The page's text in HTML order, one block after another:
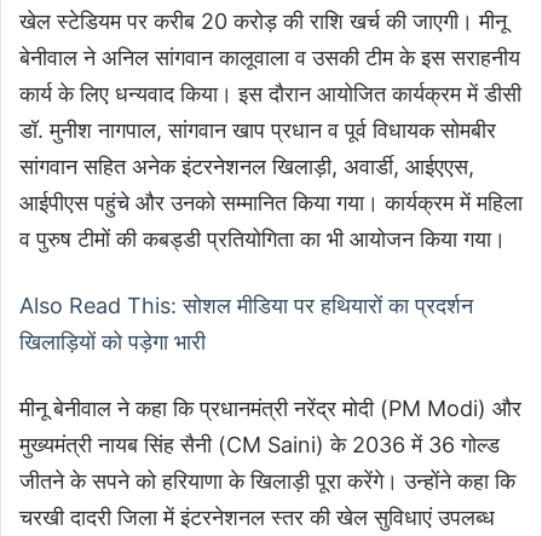
खेल स्टेडियम पर करीब 20 करोड़ की राशि खर्च की जाएगी। मीनू
बेनीवाल ने अनिल सांगवान कालूवाला व उसकी टीम के इस सराहनीय
कार्य के लिए धन्यवाद किया। इस दौरान आयोजित कार्यक्रम में डीसी
डॉ. मुनीश नागपाल, सांगवान खाप प्रधान व पूर्व विधायक सोमबीर
सांगवान सहित अनेक इंटरनेशनल खिलाड़ी, अवार्डी, आईएएस,
आईपीएस पहुंचे और उनको सम्मानित किया गया। कार्यक्रम में महिला
व पुरुष टीमों की कबड्डी प्रतियोगिता का भी आयोजन किया गया।
Also Read This: सोशल मीडिया पर हथियारों का प्रदर्शन
खिलाड़ियों को पड़ेगा भारी
मीनू बेनीवाल ने कहा कि प्रधानमंत्री नरेंद्र मोदी (PM Modi) और
मुख्यमंत्री नायब सिंह सैनी (CM Saini) के 2036 में 36 गोल्ड
जीतने के सपने को हरियाणा के खिलाड़ी पूरा करेंगे। उन्होंने कहा कि
चरखी दादरी जिला में इंटरनेशनल स्तर की खेल सुविधाएं उपलब्ध